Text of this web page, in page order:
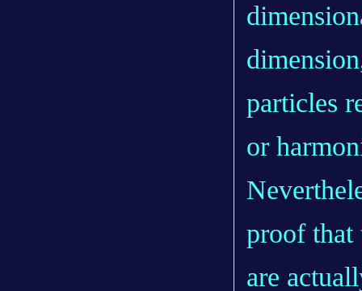
particles
or
proof that
are